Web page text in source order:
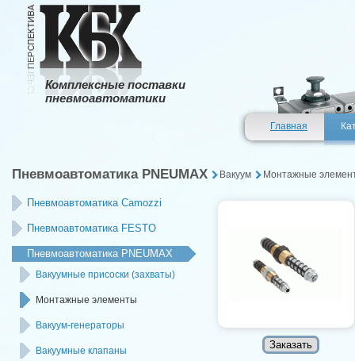
Комплексные поставки
пневмоавтоматики
Главная
Пневмоавтоматика PNEUMAX Вакуум Монтажные
Пневмоавтоматика Camozzi
Пневмоавтоматика FESTO
Пневмоавтоматика PNEUMAX
Вакуумные присоски (захваты)
Монтажные элементы
Вакуум-генераторы
Вакуумные клапаны